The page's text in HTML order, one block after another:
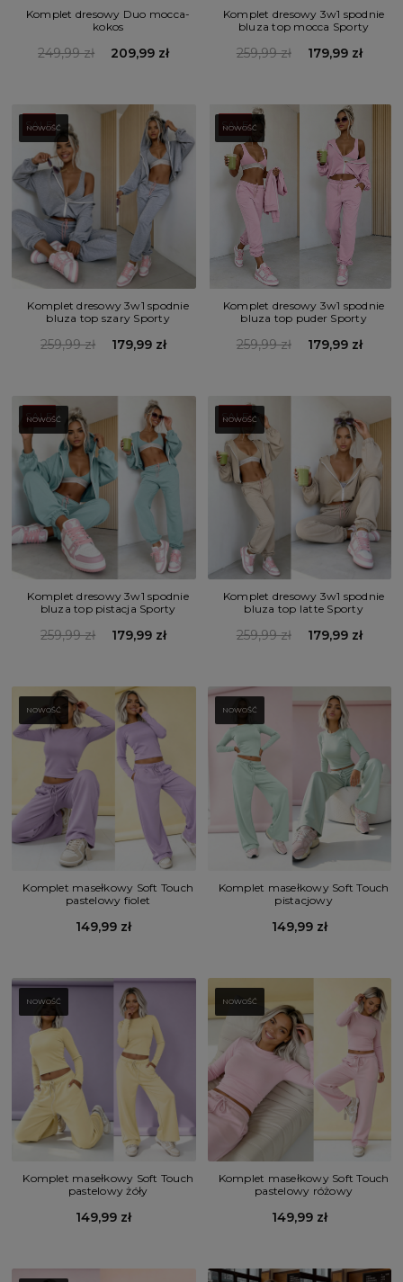
Komplet dresowy Duo mocca-
kokos
249,99 zł 209,99 zł
Komplet dresowy 3w1 spodnie
bluza top mocca Sporty
259,99 zł 179,99 zł
SALE
NOWOŚĆ
Komplet dresowy 3w1 spodnie
bluza top szary Sporty
259,99 zł 179,99 zł
SALE
NOWOŚĆ
Komplet dresowy 3w1 spodnie
bluza top puder Sporty
259,99 zł 179,99 zł
SALE
NOWOŚĆ
Komplet dresowy 3w1 spodnie
bluza top pistacja Sporty
259,99 zł 179,99 zł
SALE
NOWOŚĆ
Komplet dresowy 3w1 spodnie
bluza top latte Sporty
259,99 zł 179,99 zł
NOWOŚĆ
Komplet masełkowy Soft Touch
pastelowy fiolet
149,99 zł
NOWOŚĆ
Komplet masełkowy Soft Touch
pistacjowy
149,99 zł
NOWOŚĆ
Komplet masełkowy Soft Touch
pastelowy żóły
149,99 zł
NOWOŚĆ
Komplet masełkowy Soft Touch
pastelowy różowy
149,99 zł